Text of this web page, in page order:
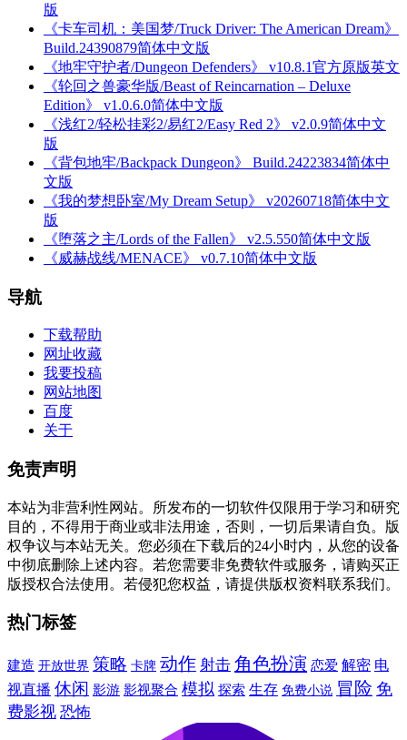
版
《卡车司机：美国梦/Truck Driver: The American Dream》
Build.24390879简体中文版
《地牢守护者/Dungeon Defenders》 v10.8.1官方原版英文
《轮回之兽豪华版/Beast of Reincarnation – Deluxe
Edition》 v1.0.6.0简体中文版
《浅红2/轻松挂彩2/易红2/Easy Red 2》 v2.0.9简体中文
版
《背包地牢/Backpack Dungeon》 Build.24223834简体中
文版
《我的梦想卧室/My Dream Setup》 v20260718简体中文
版
《堕落之主/Lords of the Fallen》 v2.5.550简体中文版
《威赫战线/MENACE》 v0.7.10简体中文版
导航
下载帮助
网址收藏
我要投稿
网站地图
百度
关于
免责声明
本站为非营利性网站。所发布的一切软件仅限用于学习和研究
目的，不得用于商业或非法用途，否则，一切后果请自负。版
权争议与本站无关。您必须在下载后的24小时内，从您的设备
中彻底删除上述内容。若您需要非免费软件或服务，请购买正
版授权合法使用。若侵犯您权益，请提供版权资料联系我们。
热门标签
建造 开放世界 策略 卡牌 动作 射击 角色扮演 恋爱 解密 电
视直播 休闲 影游 影视聚合 模拟 探索 生存 免费小说 冒险 免
费影视 恐怖